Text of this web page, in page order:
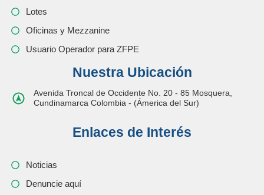
Lotes
Oficinas y Mezzanine
Usuario Operador para ZFPE
Nuestra Ubicación
Avenida Troncal de Occidente No. 20 - 85 Mosquera,
Cundinamarca Colombia - (Ámerica del Sur)
Enlaces de Interés
Noticias
Denuncie aquí